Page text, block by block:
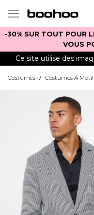
-30% SUR TOUT POUR
VOUS
Ce site utilise des
Costumes / Costumes À